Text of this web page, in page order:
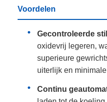
Voordelen
Gecontroleerde
oxidevrij legeren,
superieure
uiterlijk en
Continu